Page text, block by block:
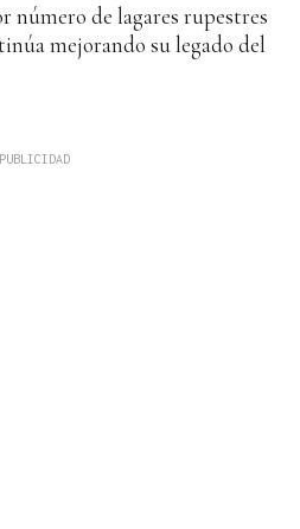
número de lagares rupestres
mejorando su legado del